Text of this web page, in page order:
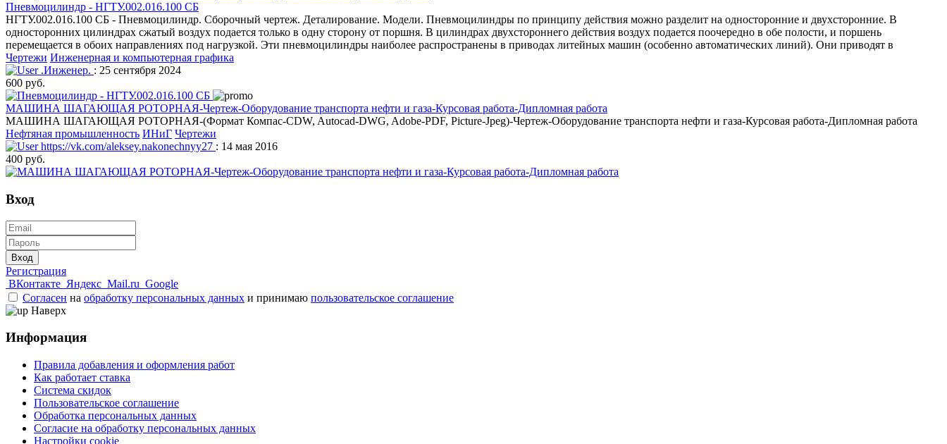
Пневмоцилиндр - НГТУ.002.016.100 СБ
НГТУ.002.016.100 СБ - Пневмоцилиндр. Сборочный чертеж. Деталирование. Модели. Пневмоцилиндры по принципу действия можно разделит на односторонние и двухсторонние. В
односторонних цилиндрах сжатый воздух подается только в одну сторону от поршня. В цилиндрах двухстороннего действия воздух подается поочередно в обе полости, и поршень
перемещается в обоих направлениях под нагрузкой. Эти пневмоцилиндры наиболее распространены в приводах литейных машин (особенно автоматических линий). Они приводят в
Чертежи Инженерная и компьютерная графика
.Инженер. : 25 сентября 2024
600 руб.
МАШИНА ШАГАЮЩАЯ РОТОРНАЯ-Чертеж-Оборудование транспорта нефти и газа-Курсовая работа-Дипломная работа
МАШИНА ШАГАЮЩАЯ РОТОРНАЯ-(Формат Компас-CDW, Autocad-DWG, Adobe-PDF, Picture-Jpeg)-Чертеж-Оборудование транспорта нефти и газа-Курсовая работа-Дипломная работа
Нефтяная промышленность ИНиГ Чертежи
https://vk.com/aleksey.nakonechnyy27 : 14 мая 2016
400 руб.
Вход
Вход
Регистрация
ВКонтакте Яндекс Mail.ru Google
Согласен на обработку персональных данных и принимаю пользовательское соглашение
Наверх
Информация
Правила добавления и оформления работ
Как работает ставка
Система скидок
Пользовательское соглашение
Обработка персональных данных
Согласие на обработку персональных данных
Настройки cookie